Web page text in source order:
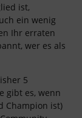
ist,
ein wenig
Ihr erraten
wer es als
5
gibt es, wenn
Champion ist)